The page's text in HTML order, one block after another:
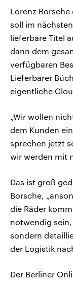
Lorenz
soll im
lieferbare Titel
dann dem
verfügbaren
Lieferbarer
eigentliche
„Wir wollen
dem Kunden
sprechen jetzt
wir werden mit
Das ist groß
Borsche,
die Räder
notwendig
sondern
der Logistik
Der Berliner